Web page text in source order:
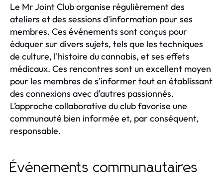
Le Mr Joint Club organise régulièrement des
ateliers et des sessions d'information pour ses
membres. Ces événements sont conçus pour
éduquer sur divers sujets, tels que les techniques
de culture, l'histoire du cannabis, et ses effets
médicaux. Ces rencontres sont un excellent moyen
pour les membres de s'informer tout en établissant
des connexions avec d'autres passionnés.
L’approche collaborative du club favorise une
communauté bien informée et, par conséquent,
responsable.
Événements communautaires